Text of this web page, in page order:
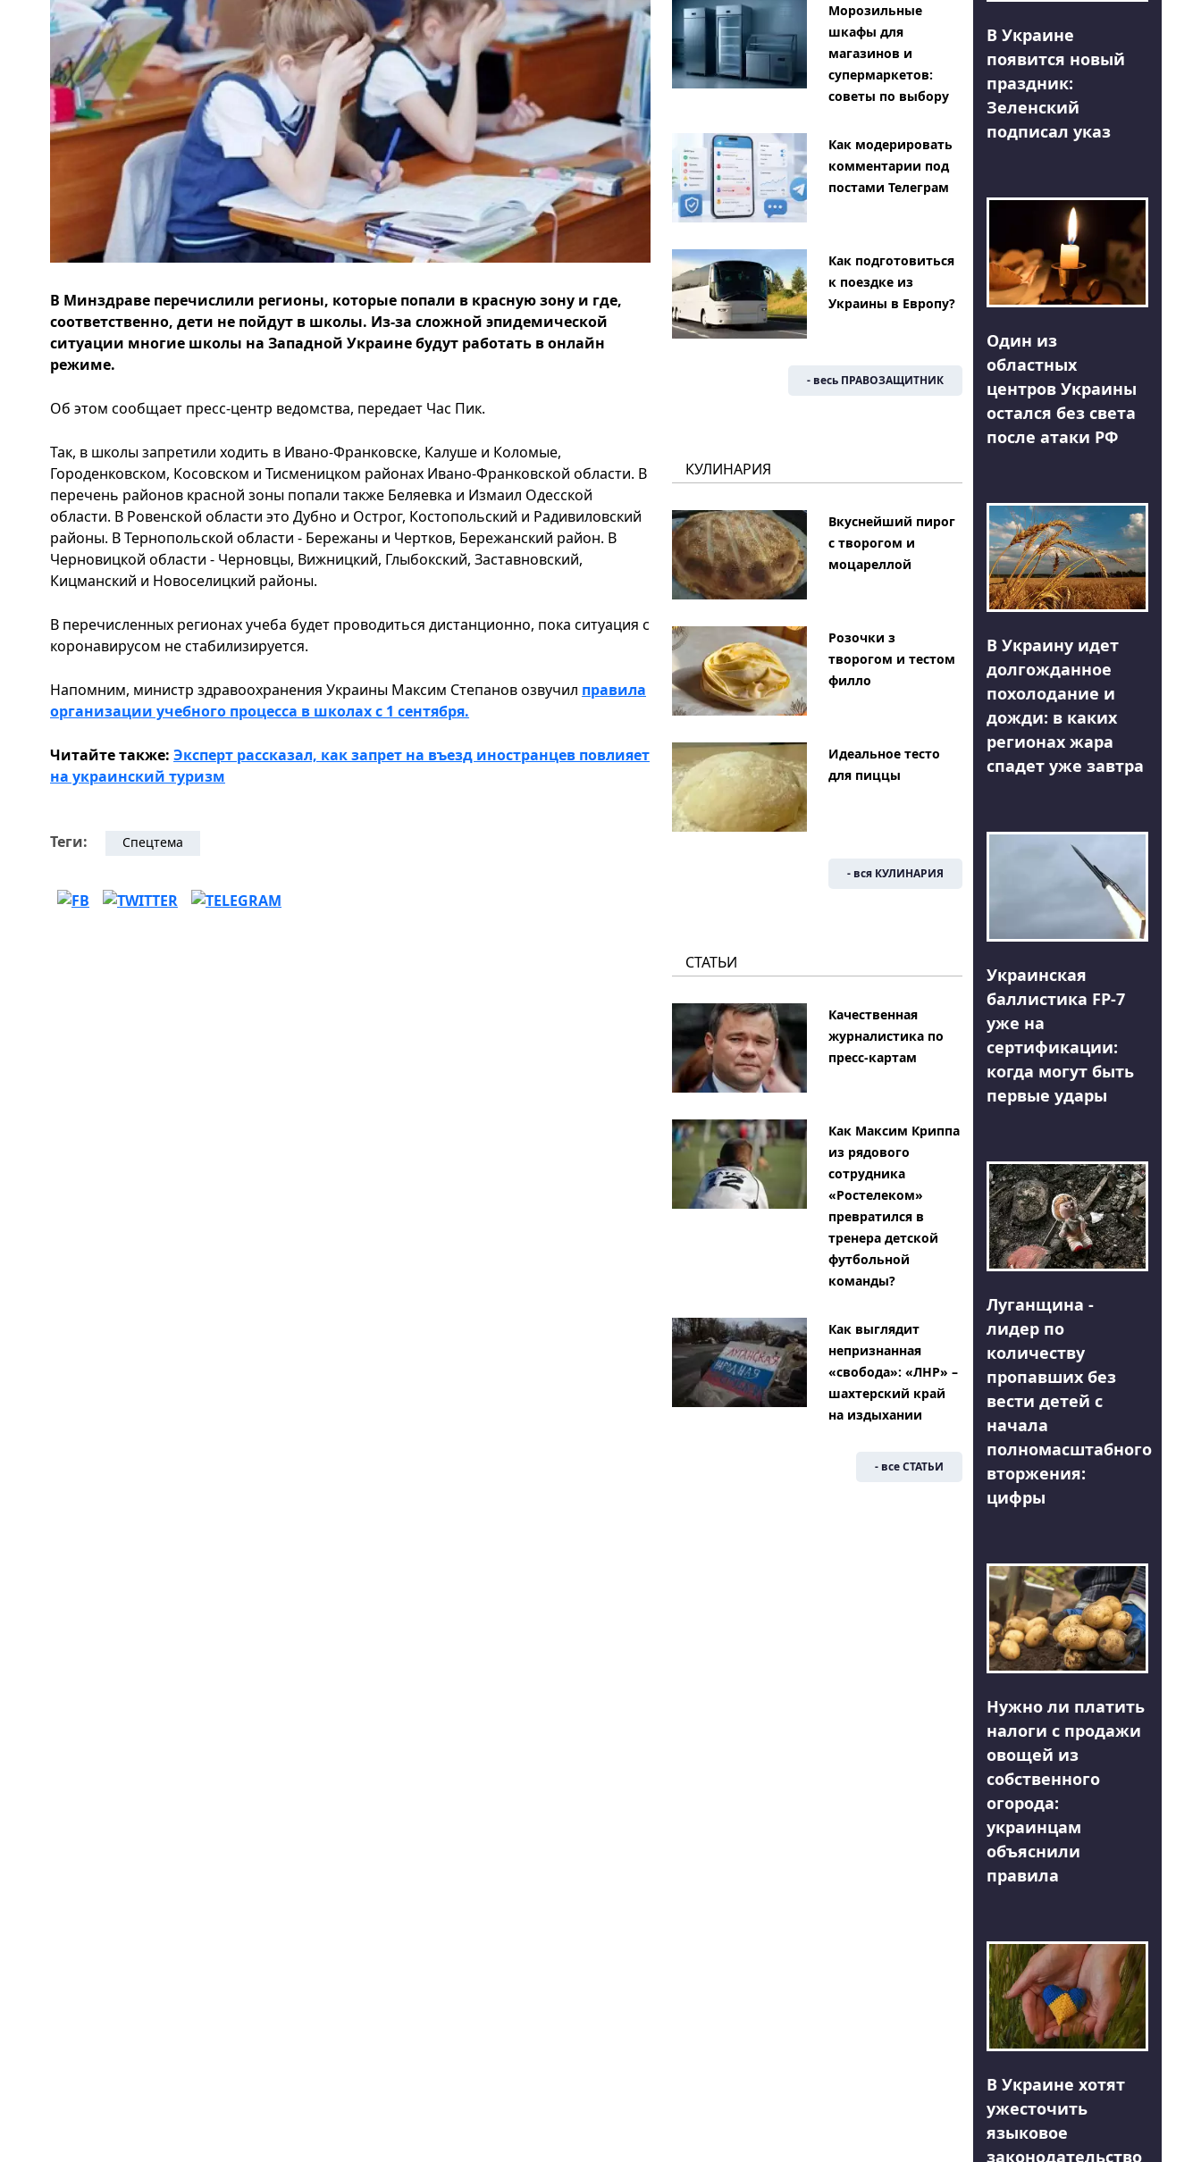
В Минздраве перечислили регионы, которые попали в красную зону и где,
соответственно, дети не пойдут в школы. Из-за сложной эпидемической
ситуации многие школы на Западной Украине будут работать в онлайн
режиме.
Об этом сообщает пресс-центр ведомства, передает Час Пик.
Так, в школы запретили ходить в Ивано-Франковске, Калуше и Коломые,
Городенковском, Косовском и Тисменицком районах Ивано-Франковской области. В
перечень районов красной зоны попали также Беляевка и Измаил Одесской
области. В Ровенской области это Дубно и Острог, Костопольский и Радивиловский
районы. В Тернопольской области - Бережаны и Чертков, Бережанский район. В
Черновицкой области - Черновцы, Вижницкий, Глыбокский, Заставновский,
Кицманский и Новоселицкий районы.
В перечисленных регионах учеба будет проводиться дистанционно, пока ситуация с
коронавирусом не стабилизируется.
Напомним, министр здравоохранения Украины Максим Степанов озвучил правила
организации учебного процесса в школах с 1 сентября.
Читайте также: Эксперт рассказал, как запрет на въезд иностранцев повлияет
на украинский туризм
Теги: Спецтема
Морозильные
шкафы для
магазинов и
супермаркетов:
советы по выбору
Как модерировать
комментарии под
постами Телеграм
Как подготовиться
к поездке из
Украины в Европу?
- весь ПРАВОЗАЩИТНИК
КУЛИНАРИЯ
Вкуснейший пирог
с творогом и
моцареллой
Розочки з
творогом и тестом
филло
Идеальное тесто
для пиццы
- вся КУЛИНАРИЯ
СТАТЬИ
Качественная
журналистика по
пресс-картам
Как Максим Криппа
из рядового
сотрудника
«Ростелеком»
превратился в
тренера детской
футбольной
команды?
Как выглядит
непризнанная
«свобода»: «ЛНР» –
шахтерский край
на издыхании
- все СТАТЬИ
В Украине
появится новый
праздник:
Зеленский
подписал указ
Один из
областных
центров Украины
остался без света
после атаки РФ
В Украину идет
долгожданное
похолодание и
дожди: в каких
регионах жара
спадет уже завтра
Украинская
баллистика FP-7
уже на
сертификации:
когда могут быть
первые удары
Луганщина -
лидер по
количеству
пропавших без
вести детей с
начала
полномасштабного
вторжения:
цифры
Нужно ли платить
налоги с продажи
овощей из
собственного
огорода:
украинцам
объяснили
правила
В Украине хотят
ужесточить
языковое
законодательство